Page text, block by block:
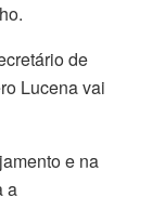
de
Lucena vai
e na
a